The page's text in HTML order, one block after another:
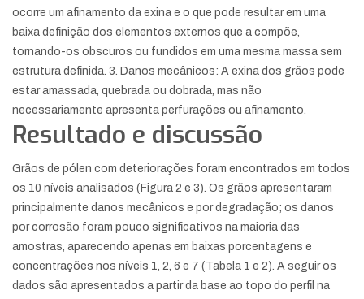
ocorre um afinamento da exina e o que pode resultar em uma
baixa definição dos elementos externos que a compõe,
tornando-os obscuros ou fundidos em uma mesma massa sem
estrutura definida. 3. Danos mecânicos: A exina dos grãos pode
estar amassada, quebrada ou dobrada, mas não
necessariamente apresenta perfurações ou afinamento.
Resultado e discussão
Grãos de pólen com deteriorações foram encontrados em todos
os 10 níveis analisados (Figura 2 e 3). Os grãos apresentaram
principalmente danos mecânicos e por degradação; os danos
por corrosão foram pouco significativos na maioria das
amostras, aparecendo apenas em baixas porcentagens e
concentrações nos níveis 1, 2, 6 e 7 (Tabela 1 e 2). A seguir os
dados são apresentados a partir da base ao topo do perfil na